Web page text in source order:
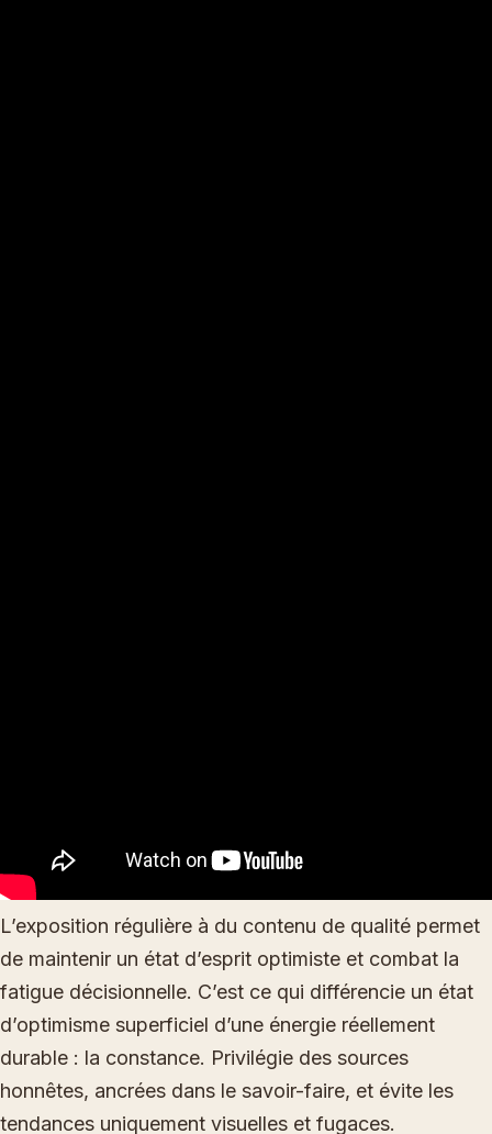
L’exposition régulière à du contenu de qualité permet
de maintenir un état d’esprit optimiste et combat la
fatigue décisionnelle. C’est ce qui différencie un état
d’optimisme superficiel d’une énergie réellement
durable : la constance. Privilégie des sources
honnêtes, ancrées dans le savoir-faire, et évite les
tendances uniquement visuelles et fugaces.